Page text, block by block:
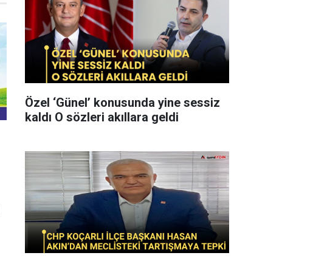
Özel ‘Günel’ konusunda yine sessiz
kaldı O sözleri akıllara geldi